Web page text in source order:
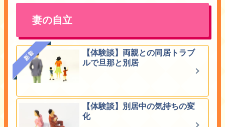
妻の自立
新着
【体験談】両親との同居トラブ
ルで旦那と別居
【体験談】別居中の気持ちの変
化